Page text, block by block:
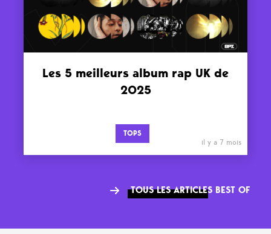
Les 5 meilleurs album rap UK de
2025
TOPS
il y a 7 mois
TOUS LES ARTICLES BEST OF